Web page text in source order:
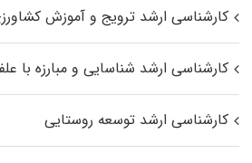
کارشناسی ارشد ترویج و آموزش
کارشناسی ارشد شناسایی و مبارزه با
کارشناسی ارشد توسعه روستایی